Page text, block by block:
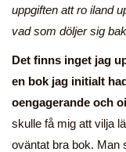
uppgiften att ro iland
vad som döljer sig
Det finns inget jag
en bok jag initialt
oengagerande och
skulle få mig att vilja
oväntat bra bok. Man